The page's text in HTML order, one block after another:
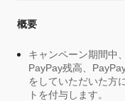
概要
キャンペーン期間中
PayPay残高、
をしていただいた方
トを付与します。